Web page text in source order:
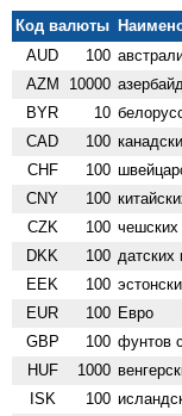
Код валюты
AUD
100
AZM 10000
BYR 10
CAD 100
CHF 100
CNY 100
CZK 100 чешских
DKK 100 датских
EEK 100
EUR 100 Евро
GBP 100 фунтов
HUF 1000
ISK 100